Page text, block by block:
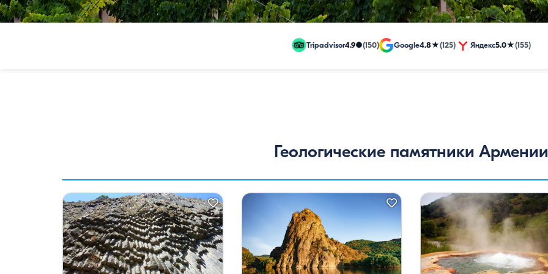
недорогие
и
эксклюзивные
Tripadvisor4.9●(150) Google4.8★(125) Яндекс5.0★(155)
Геологические памятники Армении